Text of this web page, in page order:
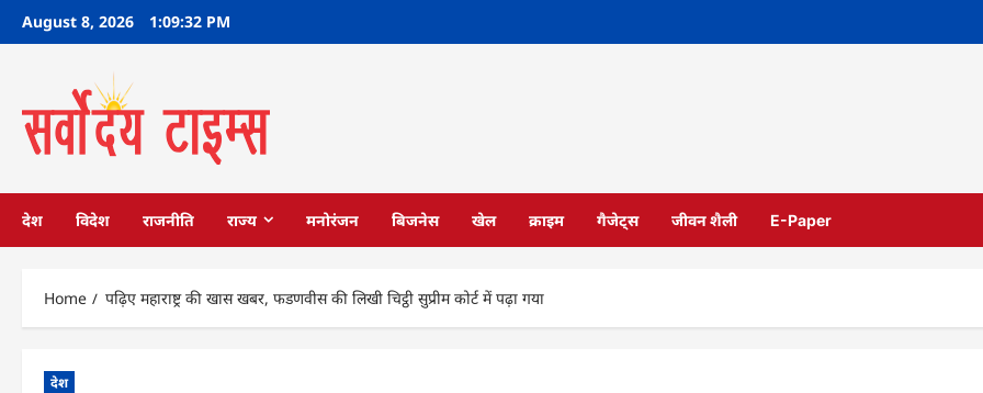
SkipAugust 8, 2026 1:09:33 PM
देश विदेश राजनीति राज्य मनोरंजन बिजनेस खेल क्राइम गैजेट्स जीवन शैली E-Paper
Home पढ़िए महाराष्ट्र की खास खबर, फडणवीस की लिखी चिट्ठी सुप्रीम कोर्ट में पढ़ा गया
देश